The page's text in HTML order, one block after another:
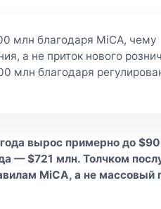
млн благодаря MiCA, чему
а не приток нового
млн благодаря
вырос примерно до
— $721 млн. Толчком
MiCA, а не массовый